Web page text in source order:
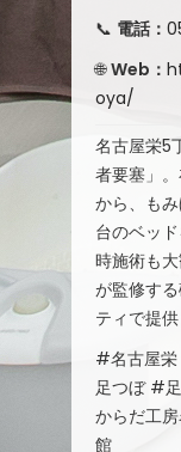
📞 電話：
🌐Web：
oya/
名古屋栄5
者要塞」
から、も
台のベッ
時施術も
が監修す
ティで提供
#名古屋
足つぼ #
からだ工
館